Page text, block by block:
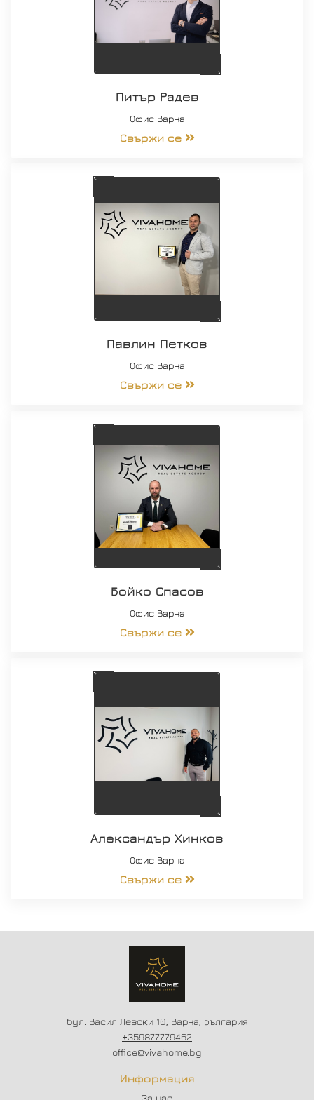
Питър Радев
Офис Варна
Свържи се
Павлин Петков
Офис Варна
Свържи се
Бойко Спасов
Офис Варна
Свържи се
Александър Хинков
Офис Варна
Свържи се
бул. Васил Левски 10, Варна, България
+359877779462
office@vivahome.bg
Информация
За нас